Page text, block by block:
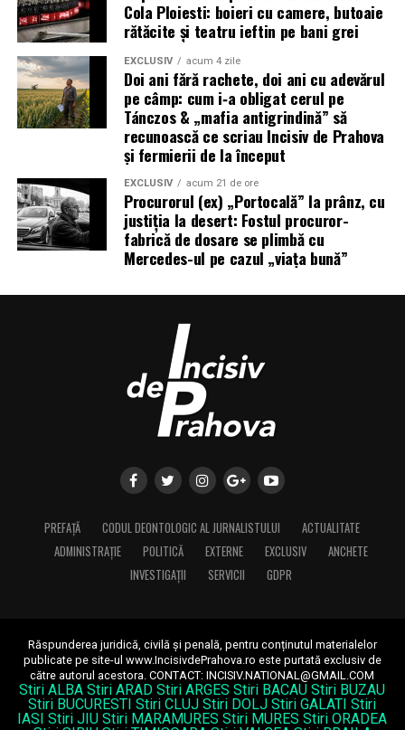
Cola Ploiesti: boieri cu camere, butoaie
rătăcite și teatru ieftin pe bani grei
EXCLUSIV acum 4 zile
Doi ani fără rachete, doi ani cu adevărul
pe câmp: cum i‑a obligat cerul pe
Tánczos & „mafia antigrindină” să
recunoască ce scriau Incisiv de Prahova
și fermierii de la început
EXCLUSIV acum 21 de ore
Procurorul (ex) „Portocală” la prânz, cu
justiția la desert: Fostul procuror-
fabrică de dosare se plimbă cu
Mercedes-ul pe cazul „viața bună”
PREFAȚĂ CODUL DEONTOLOGIC AL JURNALISTULUI
ACTUALITATE
ADMINISTRAȚIE
POLITICĂ EXTERNE EXCLUSIV
ANCHETE
INVESTIGAȚII
SERVICII GDPR
Răspunderea juridică, civilă și penală, pentru conținutul materialelor
publicate pe site-ul www.IncisivdePrahova.ro este purtată exclusiv de
către autorul acestora.CONTACT: INCISIV.NATIONAL@GMAIL.COM
Stiri ALBA Stiri ARAD Stiri ARGES Stiri BACAU Stiri BUZAU
Stiri BUCURESTI Stiri CLUJ Stiri DOLJ Stiri GALATI Stiri
IASI Stiri JIU Stiri MARAMURES Stiri MURES Stiri ORADEA